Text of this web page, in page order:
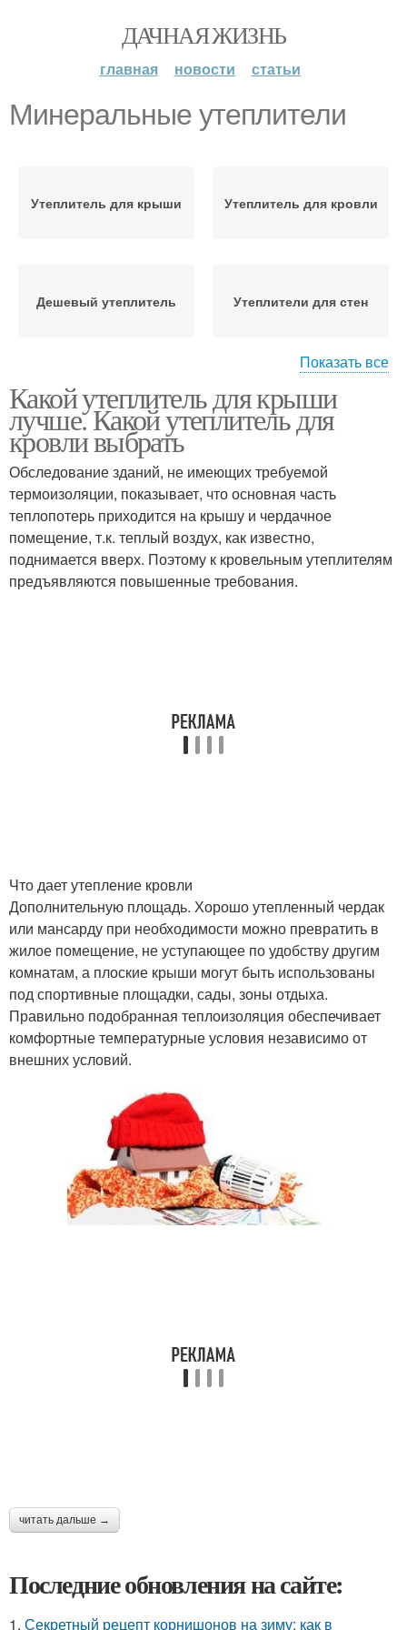
ДАЧНАЯ ЖИЗНЬ
главная новости статьи
Минеральные утеплители
Утеплитель для крыши Утеплитель для кровли
Дешевый утеплитель Утеплители для стен
Требования к
утеплителю
Требования к
мансардному
утеплителю
Показать все
Какой утеплитель для крыши
лучше. Какой утеплитель для
кровли выбрать
Обследование зданий, не имеющих требуемой
термоизоляции, показывает, что основная часть
теплопотерь приходится на крышу и чердачное
помещение, т.к. теплый воздух, как известно,
поднимается вверх. Поэтому к кровельным утеплителям
предъявляются повышенные требования.
Что дает утепление кровли
Дополнительную площадь. Хорошо утепленный чердак
или мансарду при необходимости можно превратить в
жилое помещение, не уступающее по удобству другим
комнатам, а плоские крыши могут быть использованы
под спортивные площадки, сады, зоны отдыха.
Правильно подобранная теплоизоляция обеспечивает
комфортные температурные условия независимо от
внешних условий.
читать дальше →
Последние обновления на сайте:
1. Секретный рецепт корнишонов на зиму: как в